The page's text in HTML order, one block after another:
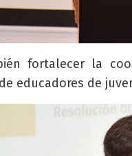
fortalecer la
educadores de